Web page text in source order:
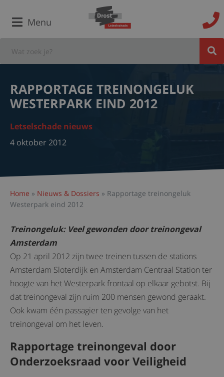
Menu
RAPPORTAGE TREINONGELUK
WESTERPARK EIND 2012
Letselschade nieuws
4 oktober 2012
Home » Nieuws & Dossiers » Rapportage treinongeluk
Westerpark eind 2012
Treinongeluk: Veel gewonden door treinongeval
Amsterdam
Op 21 april 2012 zijn twee treinen tussen de stations
Amsterdam Sloterdijk en Amsterdam Centraal Station ter
hoogte van het Westerpark frontaal op elkaar gebotst. Bij
dat treinongeval zijn ruim 200 mensen gewond geraakt.
Ook kwam één passagier ten gevolge van het
treinongeval om het leven.
Rapportage treinongeval door
Onderzoeksraad voor Veiligheid